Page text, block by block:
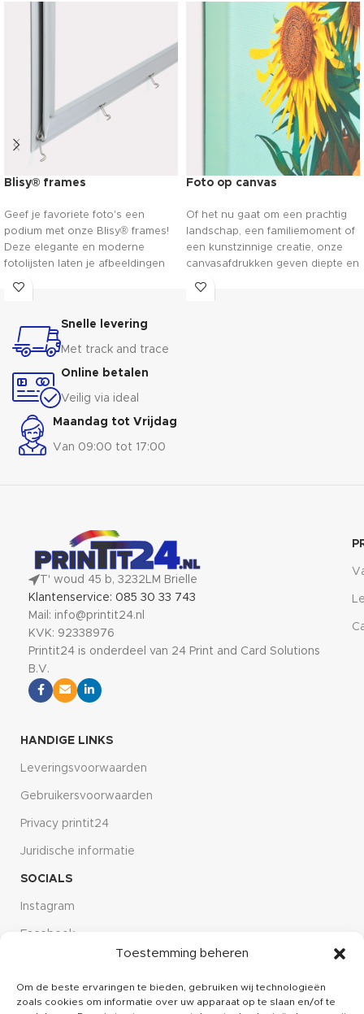
Toestemming beheren
Om de beste ervaringen te bieden, gebruiken wij technologieën
zoals cookies om informatie over uw apparaat op te slaan en/of te
Blisy® frames
Geef je favoriete foto's een
podium met onze Blisy® frames!
Deze elegante en moderne
fotolijsten laten je afbeeldingen
stralen als nooit tevoren. Kies uit
interieur een frisse look te geven.
Hul je herinneringen in stijl met
magie van elke foto!
Foto op canvas
Of het nu gaat om een prachtig
landschap, een familiemoment of
een kunstzinnige creatie, onze
canvasafdrukken geven diepte en
leven aan je foto's. Met levendige
Snelle levering
Met track and trace
Online betalen
Veilig via ideal
Maandag tot Vrijdag
Van 09:00 tot 17:00
T' woud 45 b, 3232LM Brielle
Klantenservice: 085 30 33 743
Mail: info@printit24.nl
KVK: 92338976
Printit24 is onderdeel van 24 Print and Card Solutions
B.V.
HANDIGE LINKS
Leveringsvoorwaarden
Gebruikersvoorwaarden
Privacy printit24
Juridische informatie
SOCIALS
Instagram
Facebook
CUSTOMER SERVICE